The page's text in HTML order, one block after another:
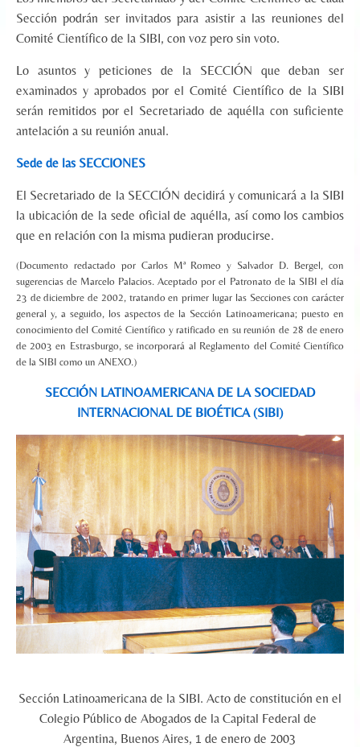
Sección podrán ser invitados para asistir a las reuniones del
Comité Científico de la SIBI, con voz pero sin voto.
Lo asuntos y peticiones de la SECCIÓN que deban ser
examinados y aprobados por el Comité Científico de la SIBI
serán remitidos por el Secretariado de aquélla con suficiente
antelación a su reunión anual.
Sede de las SECCIONES
El Secretariado de la SECCIÓN decidirá y comunicará a la SIBI
la ubicación de la sede oficial de aquélla, así como los cambios
que en relación con la misma pudieran producirse.
(Documento redactado por Carlos Mª Romeo y Salvador D. Bergel, con
sugerencias de Marcelo Palacios. Aceptado por el Patronato de la SIBI el día
23 de diciembre de 2002, tratando en primer lugar las Secciones con carácter
general y, a seguido, los aspectos de la Sección Latinoamericana; puesto en
conocimiento del Comité Científico y ratificado en su reunión de 28 de enero
de 2003 en Estrasburgo, se incorporará al Reglamento del Comité Científico
de la SIBI como un ANEXO.)
SECCIÓN LATINOAMERICANA DE LA SOCIEDAD
INTERNACIONAL DE BIOÉTICA (SIBI)
Sección Latinoamericana de la SIBI. Acto de constitución en el
Colegio Público de Abogados de la Capital Federal de
Argentina, Buenos Aires, 1 de enero de 2003